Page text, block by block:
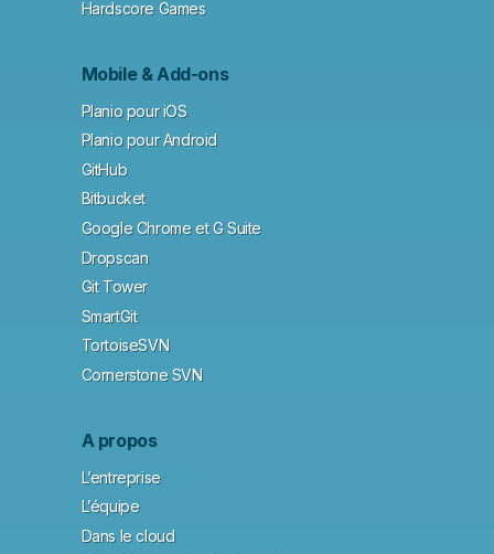
Hardscore Games
Mobile & Add-ons
Planio pour iOS
Planio pour Android
GitHub
Bitbucket
Google Chrome et G Suite
Dropscan
Git Tower
SmartGit
TortoiseSVN
Cornerstone SVN
A propos
L’entreprise
L’équipe
Dans le cloud